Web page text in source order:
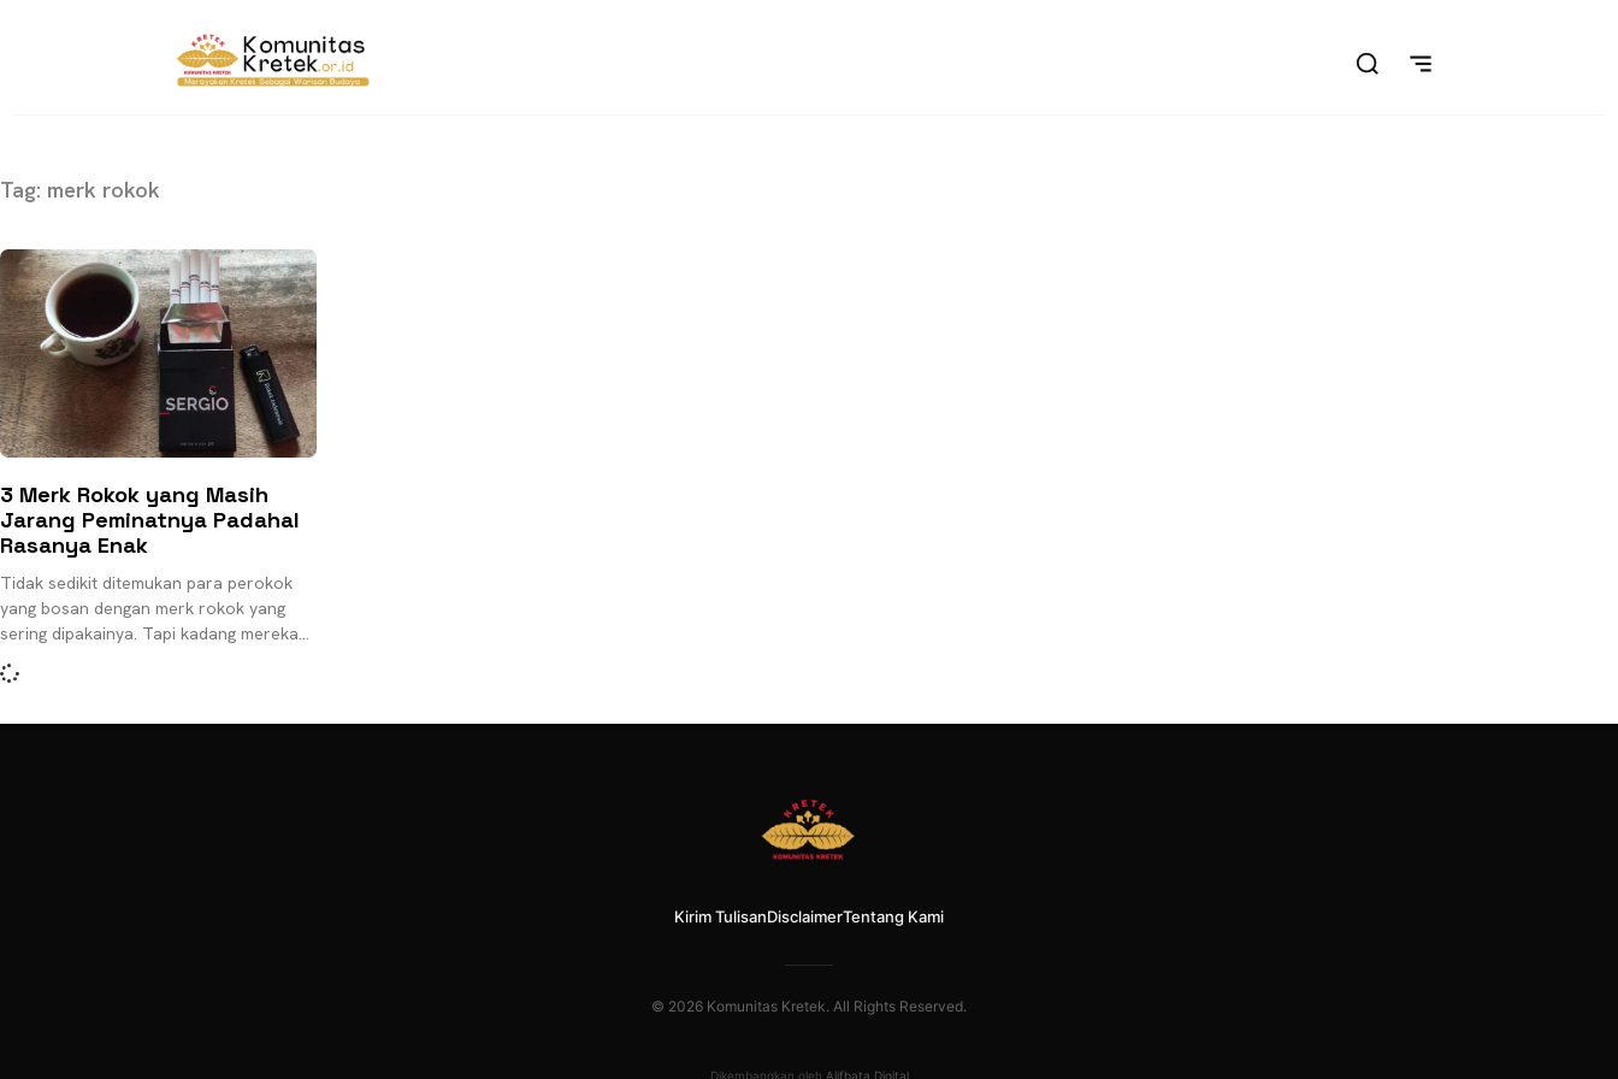
Tag: merk rokok
3 Merk Rokok yang Masih
Jarang Peminatnya Padahal
Rasanya Enak
Tidak sedikit ditemukan para perokok
yang bosan dengan merk rokok yang
sering dipakainya. Tapi kadang mereka
bingung juga mau beralih ke rokok lain.
Bingung menemukan
Kirim TulisanDisclaimerTentang Kami
© 2026 Komunitas Kretek. All Rights Reserved.
Dikembangkan oleh Alifbata Digital